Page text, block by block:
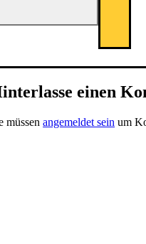
einen
müssenangemeldet sein um